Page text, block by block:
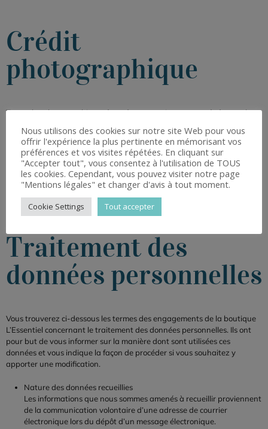
Crédit
photographique
Toutes les photographies présentées sur ce site sont protégées par le
Sauf directement spécifié sous les photos du site ou dans la balise
alternative et le référence d’image, les crédits photographiques sont :
Boutique L’Essentiel, Photographies de nos fournisseurs.
Les photographies utilisées sur notre site ne peuvent pas être utilisées
par un tiers. Pour toute demande écrivez-nous à
lessentielsoulac@gmail.com.
Traitement des
données personnelles
Vous trouverez ci-dessous les termes des engagements de la boutique
L’Essentiel concernant le traitement des données personnelles. Ils ont
pour but de vous informer sur la manière dont sont utilisées ces
données et vous indique la façon de procéder si vous souhaitez y
apporter une modification.
Nature des données recueillies
Les informations que nous sommes amenés à recueillir proviennent
de la communication volontaire d’une adresse de courrier
électronique lors du dépôt d’un message électronique.
Nous utilisons des cookies sur notre site Web pour vous
offrir l'expérience la plus pertinente en mémorisant vos
préférences et vos visites répétées. En cliquant sur
"Accepter tout", vous consentez à l'utilisation de TOUS
les cookies. Cependant, vous pouvez visiter notre page
"Mentions légales" et changer d'avis à tout moment.
Cookie Settings Tout accepter